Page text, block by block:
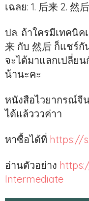
เฉลย: 1. 后来 2. 然
ปล. ถ้าใครมีเทคนิค
来 กับ 然后 ก็แชร์กั
จะได้มาแลกเปลี่ย
น้านะคะ
หนังสือไวยากรณ์จี
ได้แล้วววค่าา
หาซื้อได้ที่ https://
อ่านตัวอย่าง
Intermediate